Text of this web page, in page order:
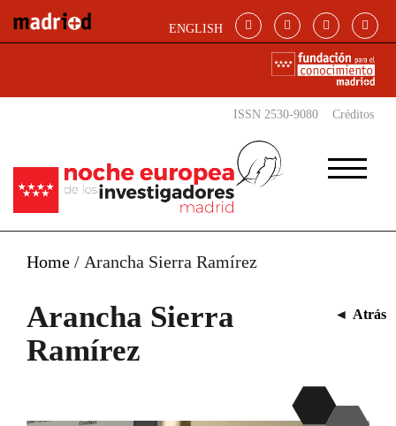
ENGLISH
ISSN 2530-9080 Créditos
Home / Arancha Sierra Ramírez
Arancha Sierra
Ramírez
◄ Atrás